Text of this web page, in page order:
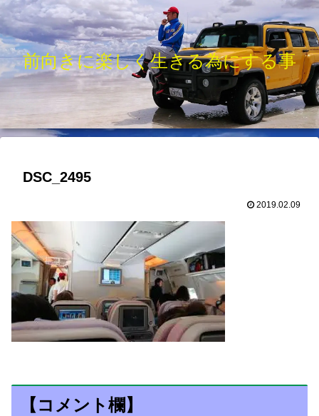
前向きに楽しく生きる為にする事
DSC_2495
2019.02.09
【コメント欄】